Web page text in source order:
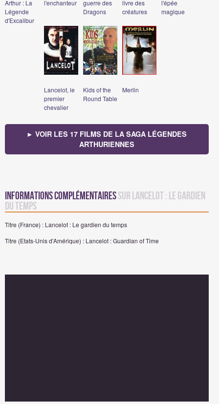
Arthur : La
Légende
d'Excalibur
l'enchanteur
guerre des
Dragons
livre des
créatures
l'épée
magique
Lancelot, le
premier
chevalier
Kids of the
Round Table
Merlin
► VOIR LES 17 FILMS DE LA SAGA LÉGENDES
ARTHURIENNES
Informations complémentairessur Lancelot : Le gardien
du temps
Titre (France) : Lancelot : Le gardien du temps
Titre (Etats-Unis d'Amérique) : Lancelot : Guardian of Time